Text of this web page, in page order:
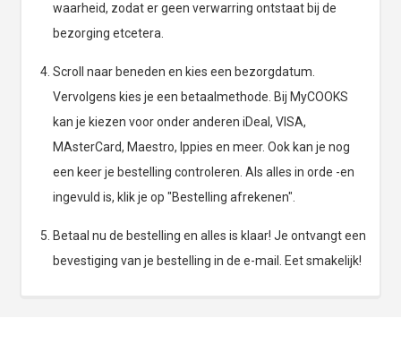
waarheid, zodat er geen verwarring ontstaat bij de
bezorging etcetera.
Scroll naar beneden en kies een bezorgdatum.
Vervolgens kies je een betaalmethode. Bij MyCOOKS
kan je kiezen voor onder anderen iDeal, VISA,
MAsterCard, Maestro, Ippies en meer. Ook kan je nog
een keer je bestelling controleren. Als alles in orde -en
ingevuld is, klik je op "Bestelling afrekenen".
Betaal nu de bestelling en alles is klaar! Je ontvangt een
bevestiging van je bestelling in de e-mail. Eet smakelijk!